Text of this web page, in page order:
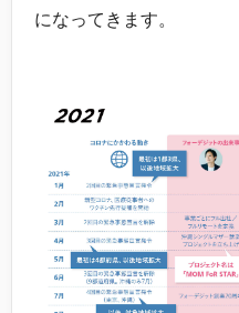
になってきます。